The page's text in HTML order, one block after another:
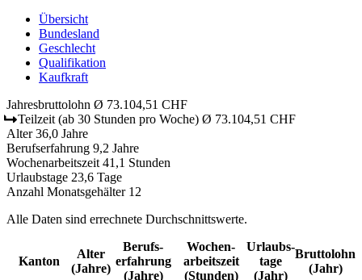
Übersicht
Bundesland
Geschlecht
Qualifikation
Kaufkraft
Jahresbruttolohn Ø 73.104,51 CHF
Teilzeit (ab 30 Stunden pro Woche) Ø 73.104,51 CHF
Alter 36,0 Jahre
Berufserfahrung 9,2 Jahre
Wochenarbeitszeit 41,1 Stunden
Urlaubstage 23,6 Tage
Anzahl Monatsgehälter 12
Alle Daten sind errechnete Durchschnittswerte.
Kanton
Alter
(Jahre)
Berufs­
erfahrung
(Jahre)
Wochen­
arbeitszeit
(Stunden)
Urlaubs­
tage
(Jahr)
Bruttolohn
(Jahr)